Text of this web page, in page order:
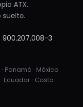
ATX.
suelto.
900.207.008-3
Panamá · México
Ecuador · Costa